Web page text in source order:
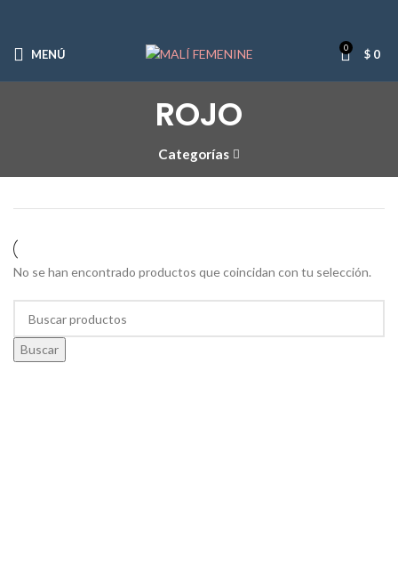
MENÚ 0 $ 0
ROJO
Categorías
No se han encontrado productos que coincidan con tu selección.
Buscar